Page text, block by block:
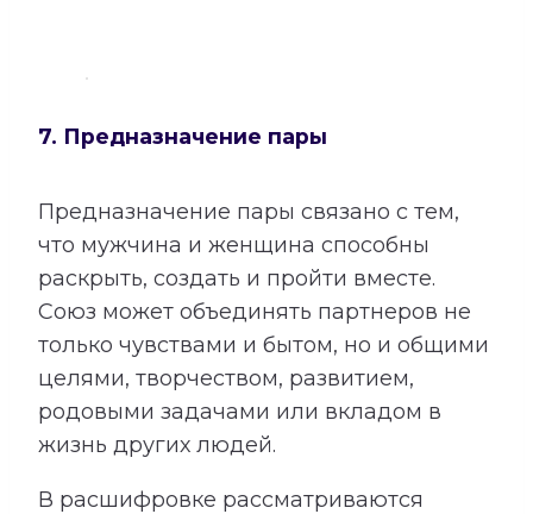
7. Предназначение пары
Предназначение пары связано с тем,
что мужчина и женщина способны
раскрыть, создать и пройти вместе.
Союз может объединять партнеров не
только чувствами и бытом, но и общими
целями, творчеством, развитием,
родовыми задачами или вкладом в
жизнь других людей.
В расшифровке рассматриваются